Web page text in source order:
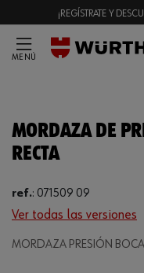
¡REGÍSTRATE Y
MENÚ
MORDAZA DE
RECTA
ref.: 071509 09
Ver todas las versiones
MORDAZA PRESIÓN